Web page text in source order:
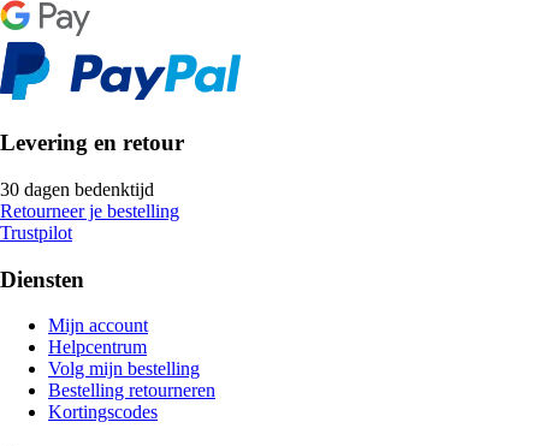
Levering en retour
30 dagen bedenktijd
Retourneer je bestelling
Trustpilot
Diensten
Mijn account
Helpcentrum
Volg mijn bestelling
Bestelling retourneren
Kortingscodes